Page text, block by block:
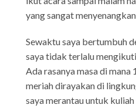
yang sangat menyenangkan.
Sewaktu saya bertumbuh
saya tidak terlalu
Ada rasanya masa di
meriah dirayakan di
saya merantau untuk